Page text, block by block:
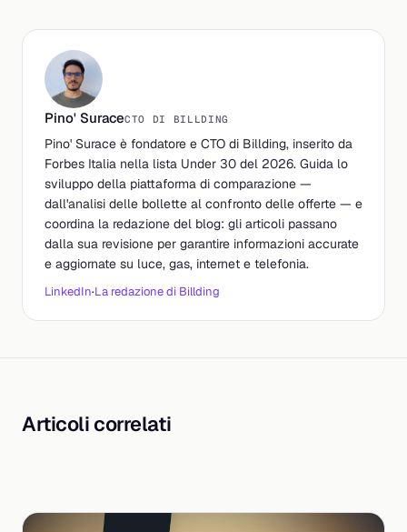
Pino' SuraceCTO DI BILLDING
Pino' Surace è fondatore e CTO di Billding, inserito da
Forbes Italia nella lista Under 30 del 2026. Guida lo
sviluppo della piattaforma di comparazione —
dall'analisi delle bollette al confronto delle offerte — e
coordina la redazione del blog: gli articoli passano
dalla sua revisione per garantire informazioni accurate
e aggiornate su luce, gas, internet e telefonia.
LinkedIn·La redazione di Billding
Articoli correlati